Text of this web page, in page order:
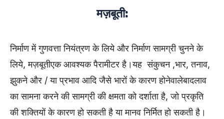
मज़बूती:
निर्माण में गुणवत्ता नियंत्रण के लिये और निर्माण सामग्री चुनने के
लिये, मज़बूतीएक आवश्यक पैरामीटर है।यह संकुचन ,भार, तनाव,
झुकने और / या प्रभाव आदि जैसे भारों के कारण होनेवालेबादलाव
का सामना करने की सामग्री की क्षमता को दर्शाता है, जो प्रकृति
की शक्तियों के कारण हो सकती है या मानव निर्मित हो सकती है।